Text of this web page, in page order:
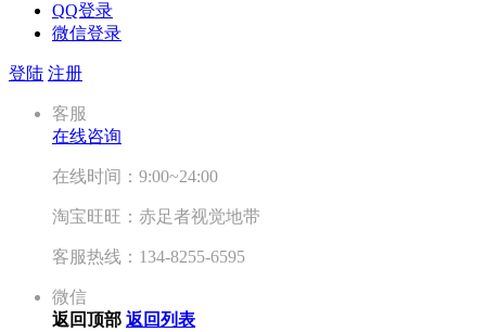
QQ登录
微信登录
登陆 注册
客服
在线咨询
在线时间：9:00~24:00
淘宝旺旺：赤足者视觉地带
客服热线：134-8255-6595
微信
返回顶部 返回列表